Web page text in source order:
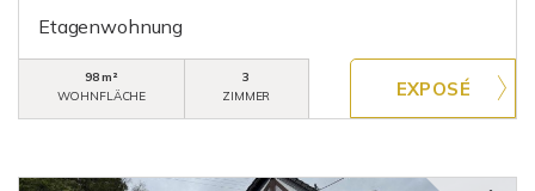
Etagenwohnung
98 m²
WOHNFLÄCHE
3
ZIMMER